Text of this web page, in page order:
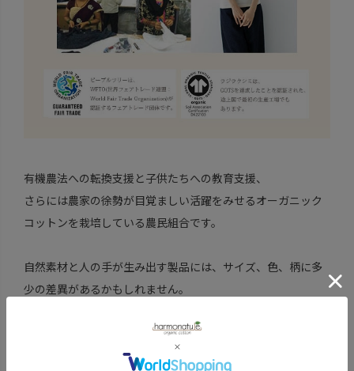
有機農法への転換支援と子供たちへの教育支援、
さらには農家の徐勢が目覚ましい活躍をみせるオーガニック
コットンを栽培している農民組合です。
自然素材と人の手が生み出す製品には、サイズ、色、柄に多
少の差異があるかもしれません。